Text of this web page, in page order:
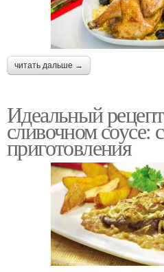
читать дальше →
Идеальный
сливочном соусе:
приготовления